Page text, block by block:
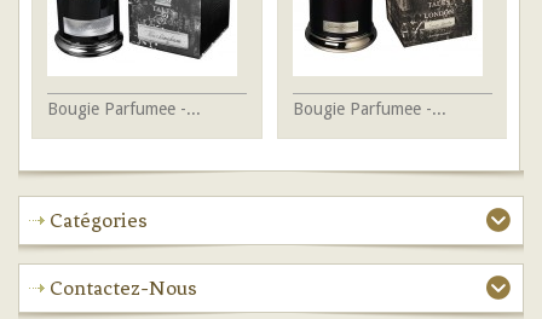
Bougie Parfumee -... Bougie Parfumee -...
Catégories
Contactez-Nous